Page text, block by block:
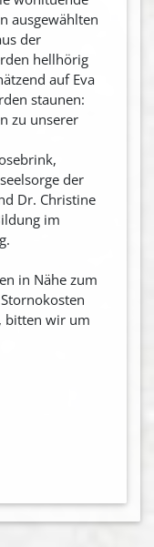
ausgewählten
der
hellhörig
auf Eva
staunen:
zu unserer
der
Dr. Christine
im
in Nähe zum
bitten wir um